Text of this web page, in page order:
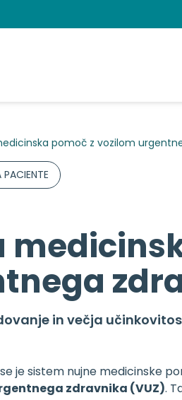
pomoč z vozilom
PACIENTE
in večja
se je sistem nujne medicinske
zdravnika (VUZ).